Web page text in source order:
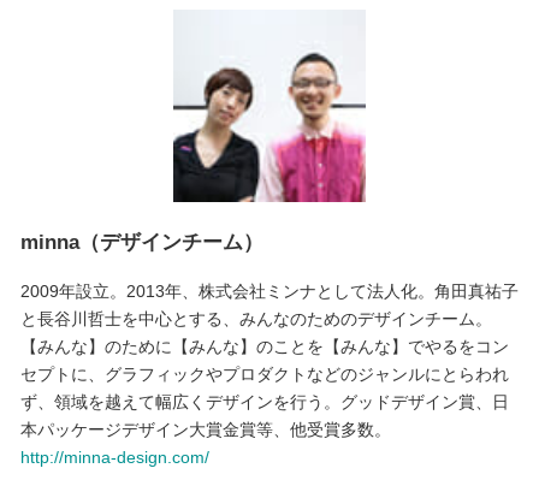
minna（デザインチーム）
2009年設立。2013年、株式会社ミンナとして法人化。角田真祐子
と長谷川哲士を中心とする、みんなのためのデザインチーム。
【みんな】のために【みんな】のことを【みんな】でやるをコン
セプトに、グラフィックやプロダクトなどのジャンルにとらわれ
ず、領域を越えて幅広くデザインを行う。グッドデザイン賞、日
本パッケージデザイン大賞金賞等、他受賞多数。
http://minna-design.com/